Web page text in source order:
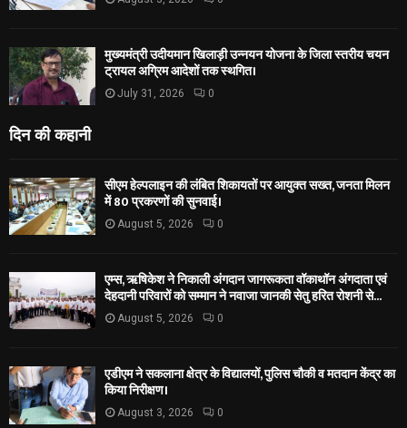
मुख्यमंत्री उदीयमान खिलाड़ी उन्नयन योजना के जिला स्तरीय चयन
ट्रायल अग्रिम आदेशों तक स्थगित।
July 31, 2026 0
दिन की कहानी
सीएम हेल्पलाइन की लंबित शिकायतों पर आयुक्त सख्त, जनता मिलन
में 80 प्रकरणों की सुनवाई।
August 5, 2026 0
एम्स, ऋषिकेश ने निकाली अंगदान जागरूकता वॉकाथॉन अंगदाता एवं
देहदानी परिवारों को सम्मान ने नवाजा जानकी सेतु हरित रोशनी से...
August 5, 2026 0
एडीएम ने सकलाना क्षेत्र के विद्यालयों, पुलिस चौकी व मतदान केंद्र का
किया निरीक्षण।
August 3, 2026 0